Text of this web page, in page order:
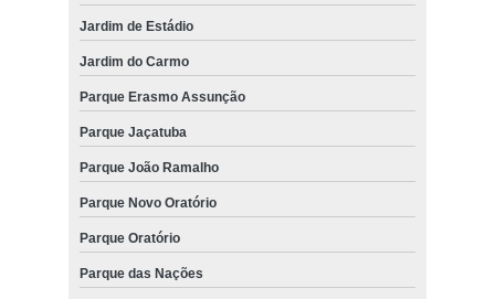
Jardim de Estádio
Jardim do Carmo
Parque Erasmo Assunção
Parque Jaçatuba
Parque João Ramalho
Parque Novo Oratório
Parque Oratório
Parque das Nações